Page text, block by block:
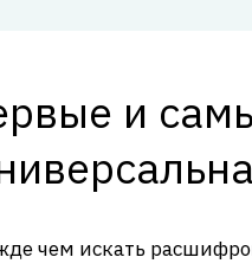
и
чем искать